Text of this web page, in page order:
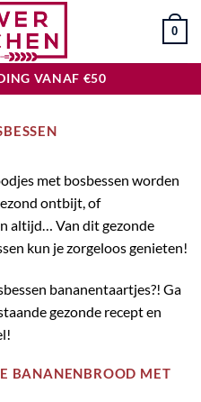
0
VANAF €50
met bosbessen worden
ontbijt, of
altijd… Van dit gezonde
kun je zorgeloos genieten!
bananentaartjes?! Ga
gezonde recept en
BANANENBROOD MET